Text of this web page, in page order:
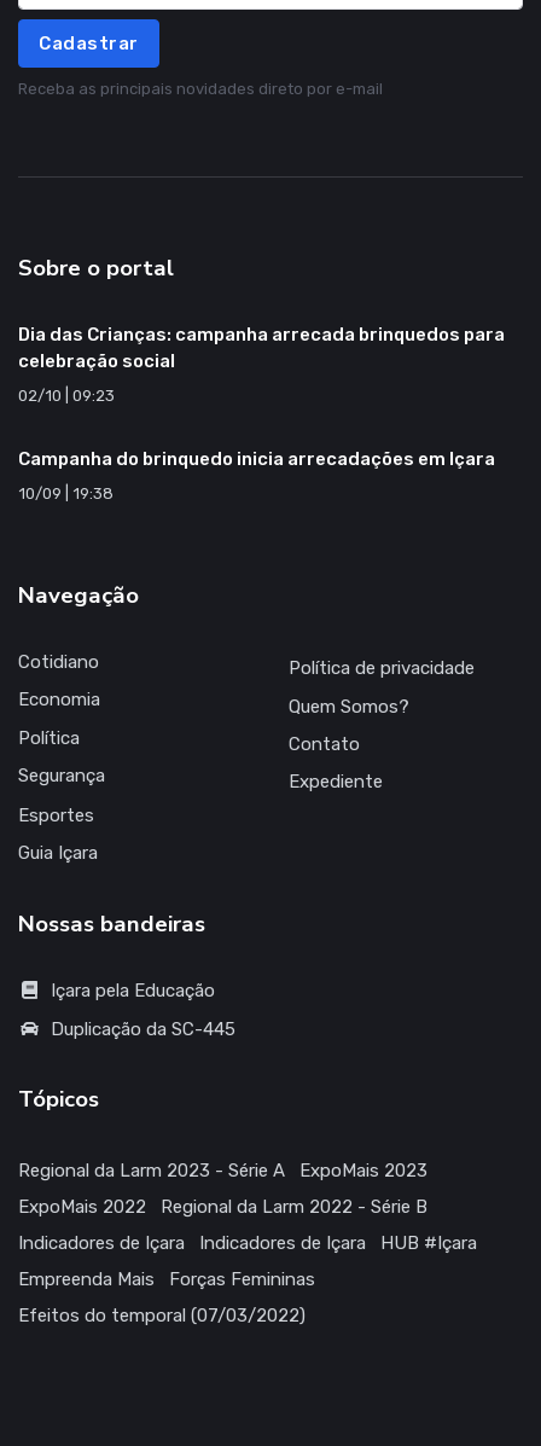
Cadastrar
Receba as principais novidades direto por e-mail
Sobre o portal
Dia das Crianças: campanha arrecada brinquedos para
celebração social
02/10 | 09:23
Campanha do brinquedo inicia arrecadações em Içara
10/09 | 19:38
Navegação
Cotidiano
Economia
Política
Segurança
Esportes
Guia Içara
Política de privacidade
Quem Somos?
Contato
Expediente
Nossas bandeiras
Içara pela Educação
Duplicação da SC-445
Tópicos
Regional da Larm 2023 - Série A
ExpoMais 2023
ExpoMais 2022
Regional da Larm 2022 - Série B
Indicadores de Içara
Indicadores de Içara
HUB #Içara
Empreenda Mais
Forças Femininas
Efeitos do temporal (07/03/2022)